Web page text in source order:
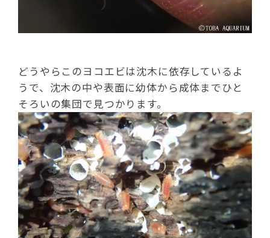
どうやらこのヨコエビは沈木に依存しているよ
うで、沈木の中や表面に幼体から成体までひと
そろいの集団で見つかります。